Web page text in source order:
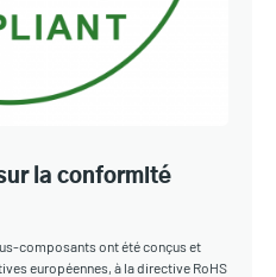
la conformité
composants ont été conçus et
européennes, à la directive RoHS